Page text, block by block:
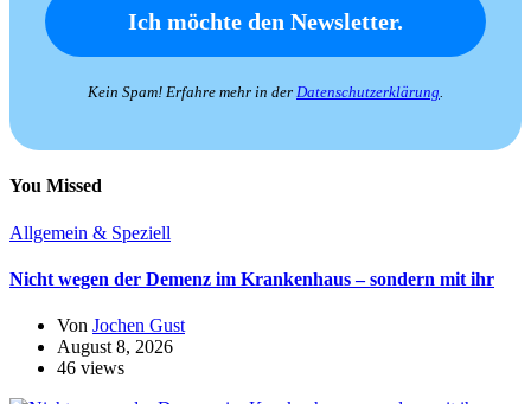
Kein Spam! Erfahre mehr in der Datenschutzerklärung.
You Missed
Allgemein & Speziell
Nicht wegen der Demenz im Krankenhaus – sondern mit ihr
Von Jochen Gust
August 8, 2026
46 views